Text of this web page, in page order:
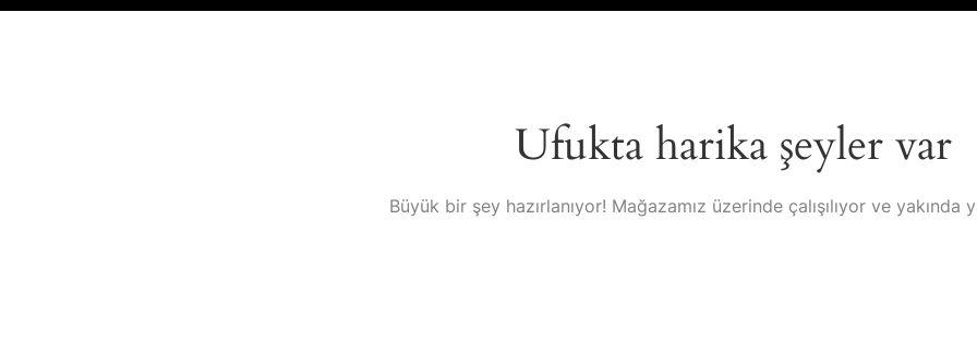
Ufukta harika şeyler var
Büyük bir şey hazırlanıyor! Mağazamız üzerinde çalışılıyor ve yakında